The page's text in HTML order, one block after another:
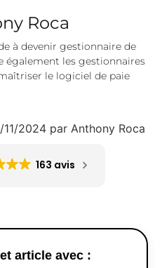
Roca
à devenir gestionnaire de
également les gestionnaires
le logiciel de paie
2024 par Anthony Roca
163 avis
article avec :